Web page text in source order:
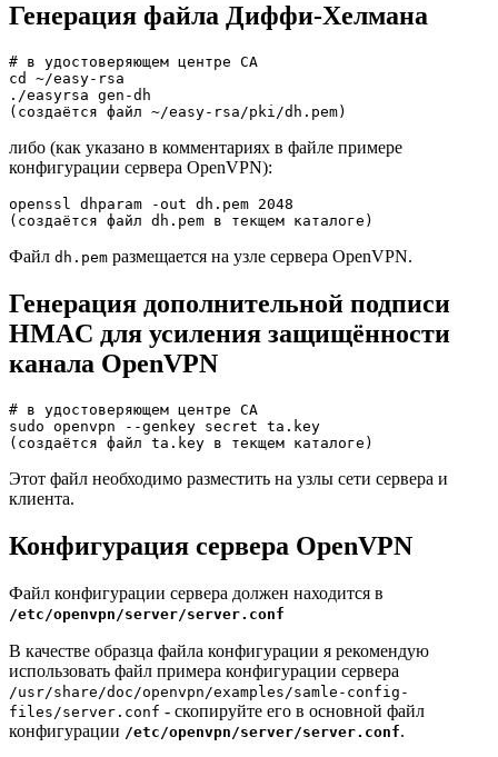
Генерация файла Диффи-Хелмана
# в удостоверяющем центре CA
cd ~/easy-rsa
./easyrsa gen-dh
либо (как указано в комментариях в файле примере
конфигурации сервера OpenVPN):
openssl dhparam -out dh.pem 2048
Файл dh.pem размещается на узле сервера OpenVPN.
Генерация дополнительной подписи
HMAC для усиления защищённости
канала OpenVPN
# в удостоверяющем центре CA
sudo openvpn --genkey secret ta.key
(создаётся файл ta.key в текщем каталоге)
Этот файл необходимо разместить на узлы сети сервера и
клиента.
Конфигурация сервера OpenVPN
Файл конфигурации сервера должен находится в
/etc/openvpn/server/server.conf
В качестве образца файла конфигурации я рекомендую
использовать файл примера конфигурации сервера
/usr/share/doc/openvpn/examples/samle-config-
files/server.conf - скопируйте его в основной файл
конфигурации /etc/openvpn/server/server.conf.